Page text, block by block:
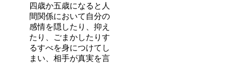
四歳か五歳になると人
間関係において自分の
感情を隠したり、抑え
たり、ごまかしたりす
るすべを身につけてし
まい、相手が真実を言